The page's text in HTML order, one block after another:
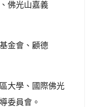
佛光山嘉義
金會、顧德
大學、國際佛光
委員會。